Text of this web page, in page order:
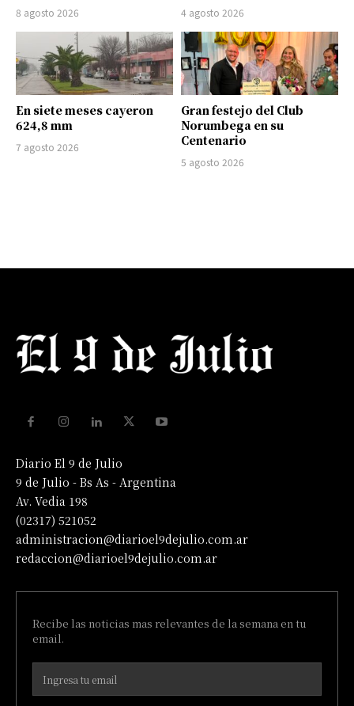
8 agosto 2026 4 agosto 2026
En siete meses cayeron
624,8 mm
7 agosto 2026
Gran festejo del Club
Norumbega en su
Centenario
5 agosto 2026
Diario El 9 de Julio
9 de Julio - Bs As - Argentina
Av. Vedia 198
(02317) 521052
administracion@diarioel9dejulio.com.ar
redaccion@diarioel9dejulio.com.ar
Recibe las noticias mas relevantes de la semana en tu
email.